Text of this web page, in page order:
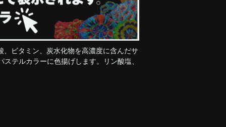
ビタミン、炭水化物を高濃度に含んだサ
テルカラーに色揚げします。リン酸塩、